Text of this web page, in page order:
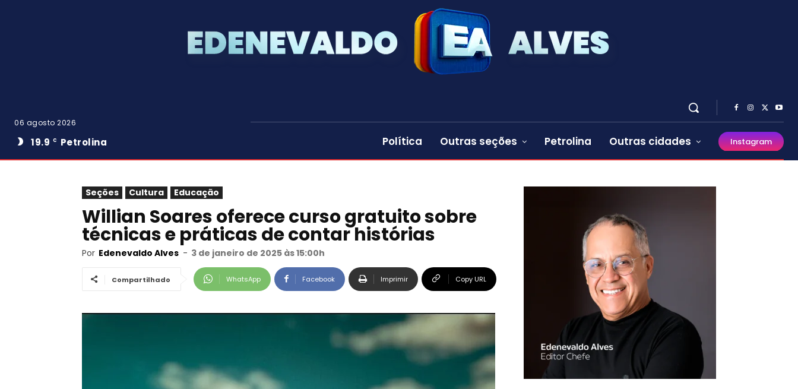
06 agosto 2026
19.9 C Petrolina Política Outras seções Petrolina Outras cidades Instagram
Seções Cultura Educação
Willian Soares oferece curso gratuito sobre
técnicas e práticas de contar histórias
Por Edenevaldo Alves - 3 de janeiro de 2025 às 15:00h
Compartilhado WhatsApp Facebook Imprimir Copy URL